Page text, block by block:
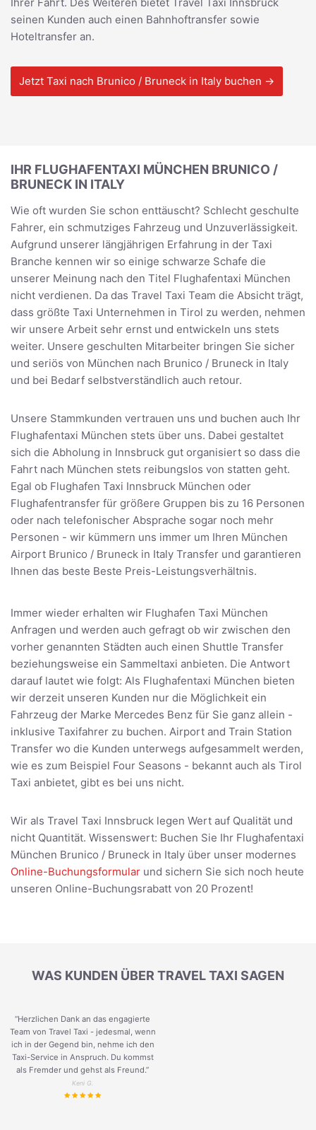
seinen Kunden auch einen Bahnhoftransfer sowie
Hoteltransfer an.
Jetzt Taxi nach Brunico / Bruneck in Italy buchen →
IHR FLUGHAFENTAXI MÜNCHEN BRUNICO /
BRUNECK IN ITALY
Wie oft wurden Sie schon enttäuscht? Schlecht geschulte
Fahrer, ein schmutziges Fahrzeug und Unzuverlässigkeit.
Aufgrund unserer längjährigen Erfahrung in der Taxi
Branche kennen wir so einige schwarze Schafe die
unserer Meinung nach den Titel Flughafentaxi München
nicht verdienen. Da das Travel Taxi Team die Absicht trägt,
dass größte Taxi Unternehmen in Tirol zu werden, nehmen
wir unsere Arbeit sehr ernst und entwickeln uns stets
weiter. Unsere geschulten Mitarbeiter bringen Sie sicher
und seriös von München nach Brunico / Bruneck in Italy
und bei Bedarf selbstverständlich auch retour.
Unsere Stammkunden vertrauen uns und buchen auch Ihr
Flughafentaxi München stets über uns. Dabei gestaltet
sich die Abholung in Innsbruck gut organisiert so dass die
Fahrt nach München stets reibungslos von statten geht.
Egal ob Flughafen Taxi Innsbruck München oder
Flughafentransfer für größere Gruppen bis zu 16 Personen
oder nach telefonischer Absprache sogar noch mehr
Personen - wir kümmern uns immer um Ihren München
Airport Brunico / Bruneck in Italy Transfer und garantieren
Ihnen das beste Beste Preis-Leistungsverhältnis.
Immer wieder erhalten wir Flughafen Taxi München
Anfragen und werden auch gefragt ob wir zwischen den
vorher genannten Städten auch einen Shuttle Transfer
beziehungsweise ein Sammeltaxi anbieten. Die Antwort
darauf lautet wie folgt: Als Flughafentaxi München bieten
wir derzeit unseren Kunden nur die Möglichkeit ein
Fahrzeug der Marke Mercedes Benz für Sie ganz allein -
inklusive Taxifahrer zu buchen. Airport and Train Station
Transfer wo die Kunden unterwegs aufgesammelt werden,
wie es zum Beispiel Four Seasons - bekannt auch als Tirol
Taxi anbietet, gibt es bei uns nicht.
Wir als Travel Taxi Innsbruck legen Wert auf Qualität und
nicht Quantität. Wissenswert: Buchen Sie Ihr Flughafentaxi
München Brunico / Bruneck in Italy über unser modernes
Online-Buchungsformular und sichern Sie sich noch heute
unseren Online-Buchungsrabatt von 20 Prozent!
WAS KUNDEN ÜBER TRAVEL TAXI SAGEN
“Herzlichen Dank an das engagierte
Team von Travel Taxi - jedesmal, wenn
ich in der Gegend bin, nehme ich den
Taxi-Service in Anspruch. Du kommst
als Fremder und gehst als Freund.”
Keni G.